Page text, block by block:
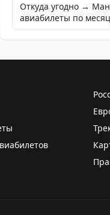
Откуда угодно →
авиабилеты по